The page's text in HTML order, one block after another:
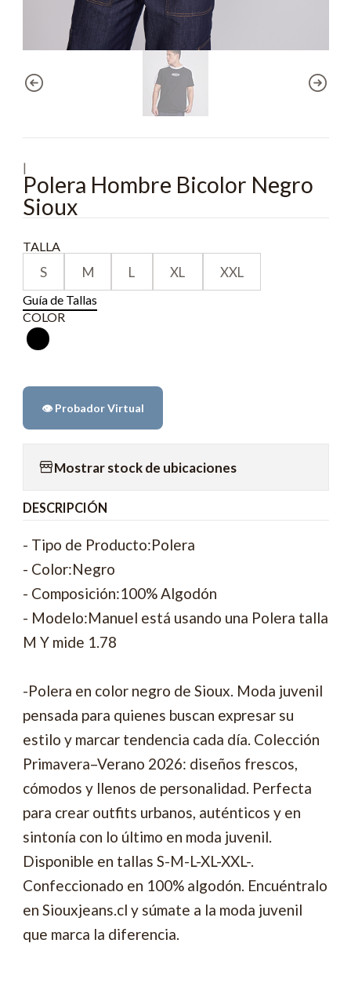
|
Polera Hombre Bicolor Negro
Sioux
TALLA
S M L XL XXL
Guía de Tallas
COLOR
👁️ Probador Virtual
Mostrar stock de ubicaciones
DESCRIPCIÓN
- Tipo de Producto:Polera
- Color:Negro
- Composición:100% Algodón
- Modelo:Manuel está usando una Polera talla
M Y mide 1.78
-Polera en color negro de Sioux. Moda juvenil
pensada para quienes buscan expresar su
estilo y marcar tendencia cada día. Colección
Primavera–Verano 2026: diseños frescos,
cómodos y llenos de personalidad. Perfecta
para crear outfits urbanos, auténticos y en
sintonía con lo último en moda juvenil.
Disponible en tallas S-M-L-XL-XXL-.
Confeccionado en 100% algodón. Encuéntralo
en Siouxjeans.cl y súmate a la moda juvenil
que marca la diferencia.